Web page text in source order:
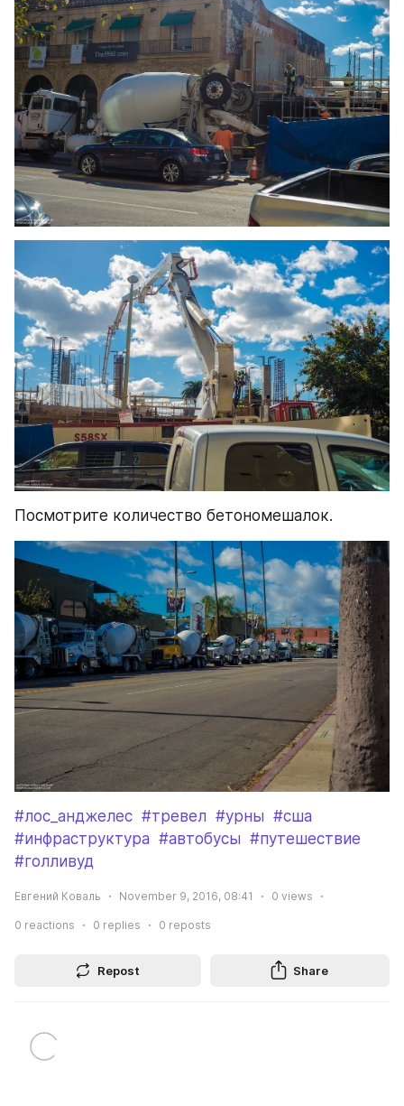
Посмотрите количество бетономешалок.
#лос_анджелес #тревел #урны #сша
#инфраструктура #автобусы #путешествие
#голливуд
Евгений Коваль November 9, 2016, 08:41 0 views
0 reactions 0 replies 0 reposts
Repost Share